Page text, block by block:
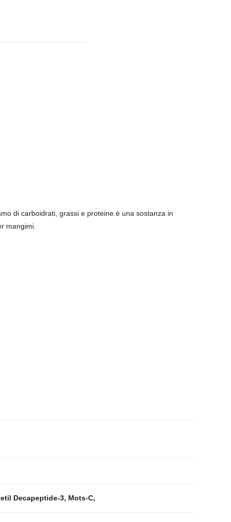
di carboidrati, grassi e proteine.è una sostanza in
mangimi.
Decapeptide-3, Mots-C,